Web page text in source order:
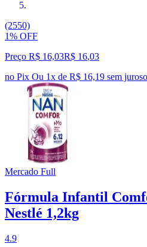
(2550)
1% OFF
Preço R$ 16,03R$ 16,03
no Pix Ou 1x de R$ 16,19 sem juros
Mercado Full
Fórmula Infantil
Nestlé 1,2kg
4.9